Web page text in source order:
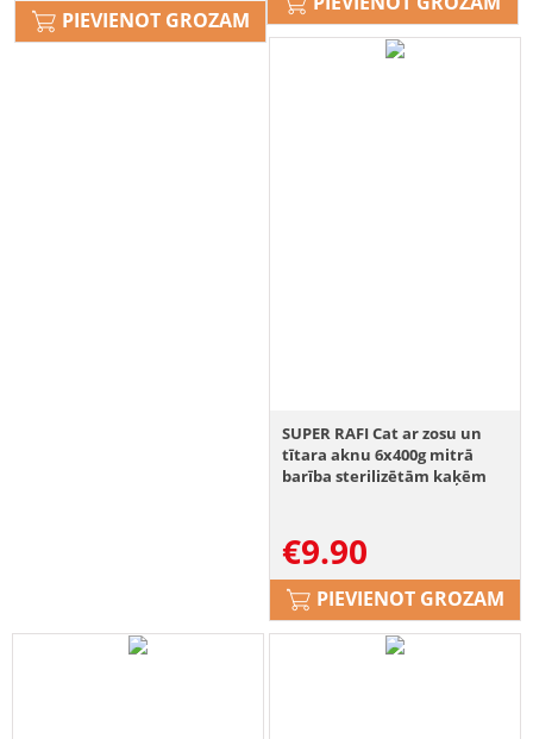
PIEVIENOT GROZAM
SUPER RAFI Cat ar zosu un
tītara aknu 6x400g mitrā
barība sterilizētām kaķēm
€9.90
PIEVIENOT GROZAM